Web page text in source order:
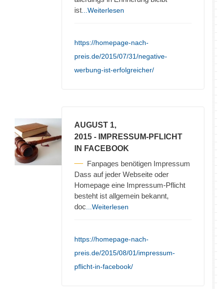
ist ...Weiterlesen
https://homepage-nach-
preis.de/2015/07/31/negative-
werbung-ist-erfolgreicher/
AUGUST 1,
2015 - IMPRESSUM-PFLICHT
IN FACEBOOK
Fanpages benötigen Impressum
Dass auf jeder Webseite oder
Homepage eine Impressum-Pflicht
besteht ist allgemein bekannt,
doc ...Weiterlesen
https://homepage-nach-
preis.de/2015/08/01/impressum-
pflicht-in-facebook/